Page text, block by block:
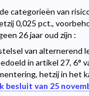
categorieën van
0,025 pct.,
26 jaar oud zijn :
van alternerend
in artikel 27, 6°
hetzij in het
besluit van 25